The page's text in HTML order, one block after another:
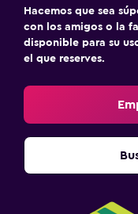
Hacemos que sea
con los amigos o la
disponible para su
el que reserves.